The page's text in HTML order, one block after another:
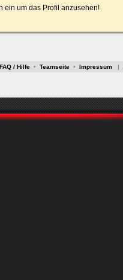
ein um das Profil anzusehen!
FAQ / Hilfe • Teamseite • Impressum |